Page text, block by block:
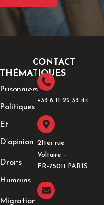
THÉMATIQUES
Prisonniers
Politiques
Et
D’opinion
Droits
Humains
Migration
CONTACT
+33 6 11 22 33 44​
21ter rue
Voltaire –
FR-75011 PARIS